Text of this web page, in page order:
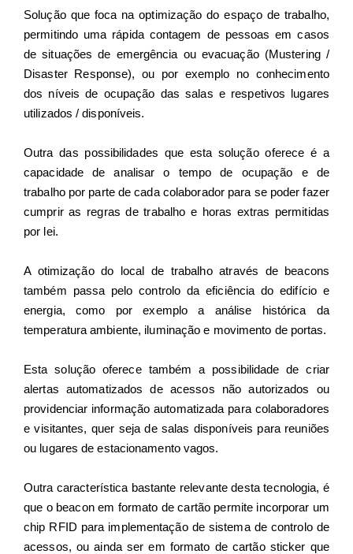
Solução que foca na optimização do espaço de trabalho,
permitindo uma rápida contagem de pessoas em casos
de situações de emergência ou evacuação (Mustering /
Disaster Response), ou por exemplo no conhecimento
dos níveis de ocupação das salas e respetivos lugares
utilizados / disponíveis.
Outra das possibilidades que esta solução oferece é a
capacidade de analisar o tempo de ocupação e de
trabalho por parte de cada colaborador para se poder fazer
cumprir as regras de trabalho e horas extras permitidas
por lei.
A otimização do local de trabalho através de beacons
também passa pelo controlo da eficiência do edifício e
energia, como por exemplo a análise histórica da
temperatura ambiente, iluminação e movimento de portas.
Esta solução oferece também a possibilidade de criar
alertas automatizados de acessos não autorizados ou
providenciar informação automatizada para colaboradores
e visitantes, quer seja de salas disponíveis para reuniões
ou lugares de estacionamento vagos.
Outra característica bastante relevante desta tecnologia, é
que o beacon em formato de cartão permite incorporar um
chip RFID para implementação de sistema de controlo de
acessos, ou ainda ser em formato de cartão sticker que